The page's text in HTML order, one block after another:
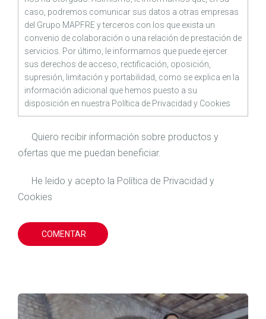
caso, podremos comunicar sus datos a otras empresas
del Grupo MAPFRE y terceros con los que exista un
convenio de colaboración o una relación de prestación de
servicios. Por último, le informamos que puede ejercer
sus derechos de acceso, rectificación, oposición,
supresión, limitación y portabilidad, como se explica en la
información adicional que hemos puesto a su
disposición en nuestra Política de Privacidad y Cookies
Quiero recibir información sobre productos y
ofertas que me puedan beneficiar.
He leido y acepto la Política de Privacidad y
Cookies
COMENTAR